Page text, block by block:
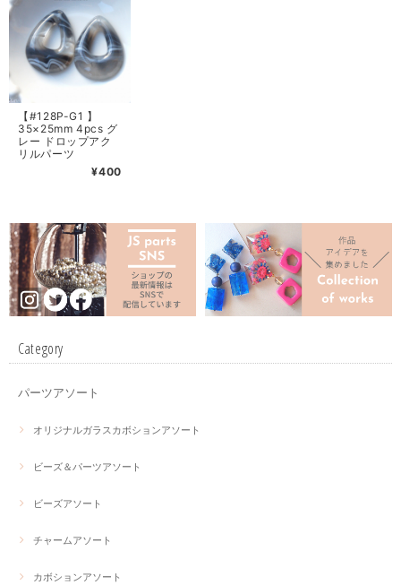
【#128P-G1 】
35×25mm 4pcs グ
レー ドロップアク
リルパーツ
¥400
Category
パーツアソート
オリジナルガラスカボションアソート
ビーズ＆パーツアソート
ビーズアソート
チャームアソート
カボションアソート